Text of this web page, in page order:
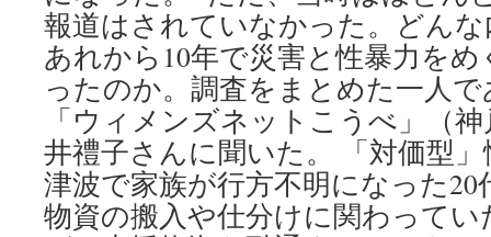
報道はされていなかった。どん
あれから10年で災害と性暴力を
ったのか。調査をまとめた一人で
「ウィメンズネットこうべ」（
井禮子さんに聞いた。 「対価型
津波で家族が行方不明になった20
物資の搬入や仕分けに関わって